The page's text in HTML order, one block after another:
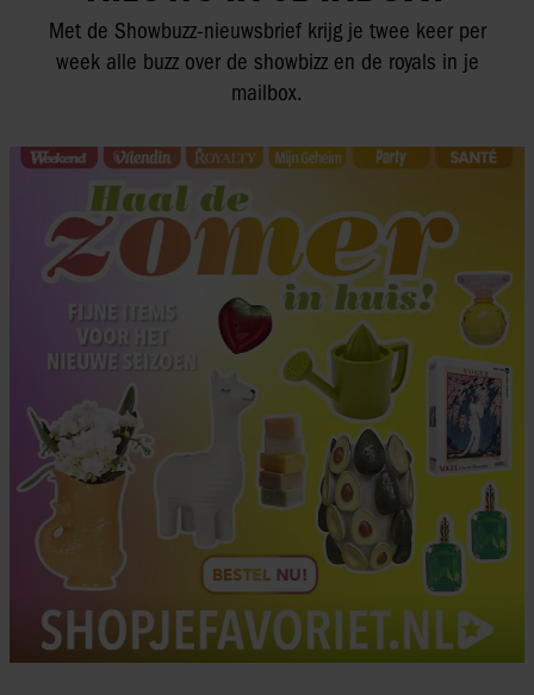
Met de Showbuzz-nieuwsbrief krijg je twee keer per
week alle buzz over de showbizz en de royals in je
mailbox.